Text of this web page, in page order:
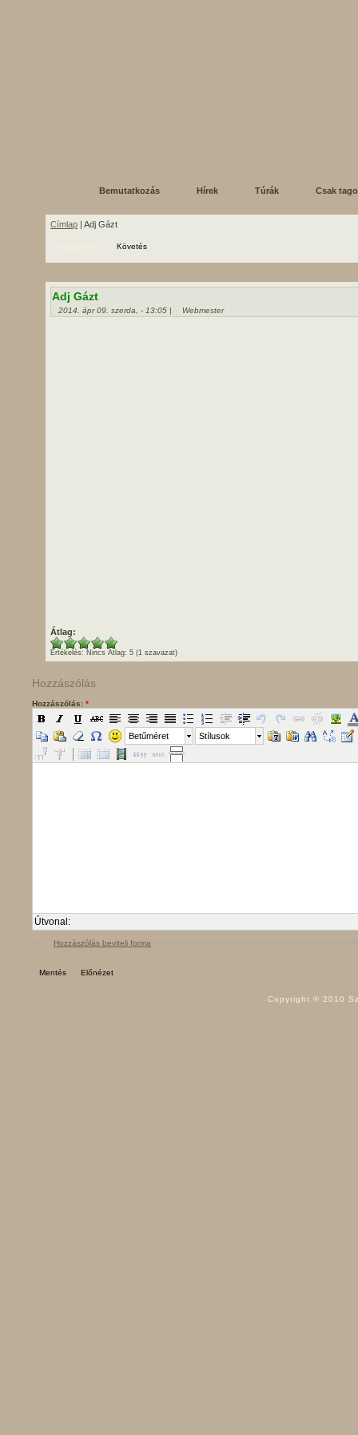
Bemutatkozás Hírek Túrák Csak
Címlap | Adj Gázt
Követés
Adj Gázt
2014. ápr 09. szerda, - 13:05 | Webmester
Átlag:
Értékelés: Nincs Átlag: 5 (1 szavazat)
Hozzászólás
Hozzászólás: *
Betűméret Stílusok
Útvonal:
Hozzászólás beviteli forma
Copyright © 2010